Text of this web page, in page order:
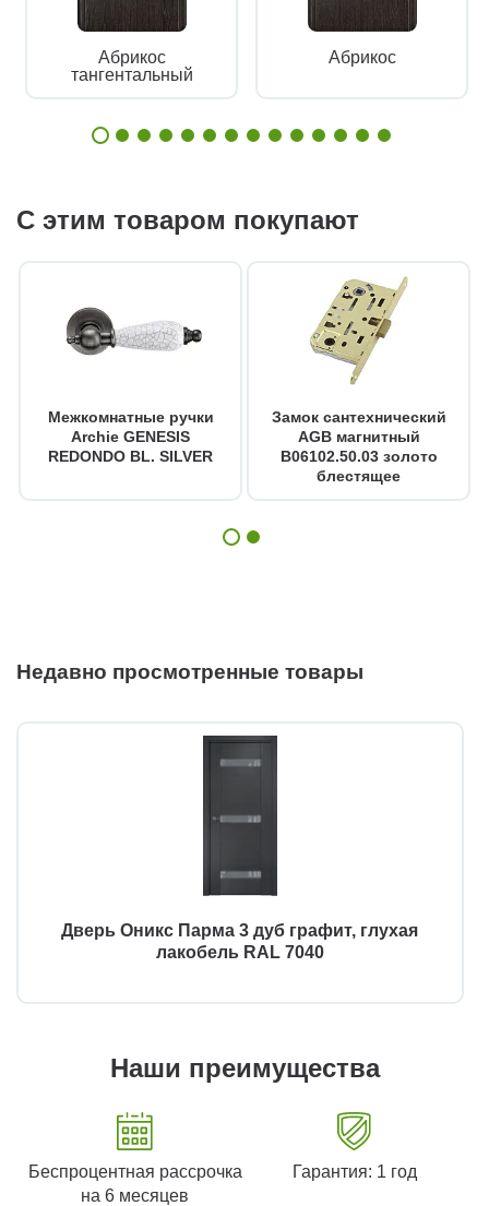
Абрикос
тангентальный
Абрикос
С этим товаром покупают
Межкомнатные ручки
Archie GENESIS
REDONDO BL. SILVER
Замок сантехнический
AGB магнитный
B06102.50.03 золото
блестящее
Недавно просмотренные товары
Дверь Оникс Парма 3 дуб графит, глухая
лакобель RAL 7040
Наши преимущества
Беспроцентная рассрочка
на 6 месяцев
Гарантия: 1 год